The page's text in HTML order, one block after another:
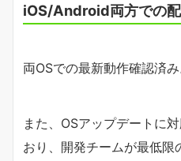
iOS/Android両方での
両OSでの最新動作確認済み
また、OSアップデートに
おり、開発チームが最低